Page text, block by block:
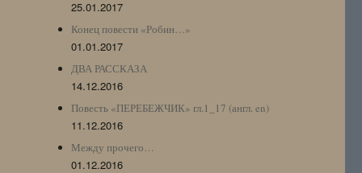
25.01.2017
Конец повести «Робин…»
01.01.2017
ДВА РАССКАЗА
14.12.2016
Повесть «ПЕРЕБЕЖЧИК» гл.1_17 (англ. en)
11.12.2016
Между прочего…
01.12.2016